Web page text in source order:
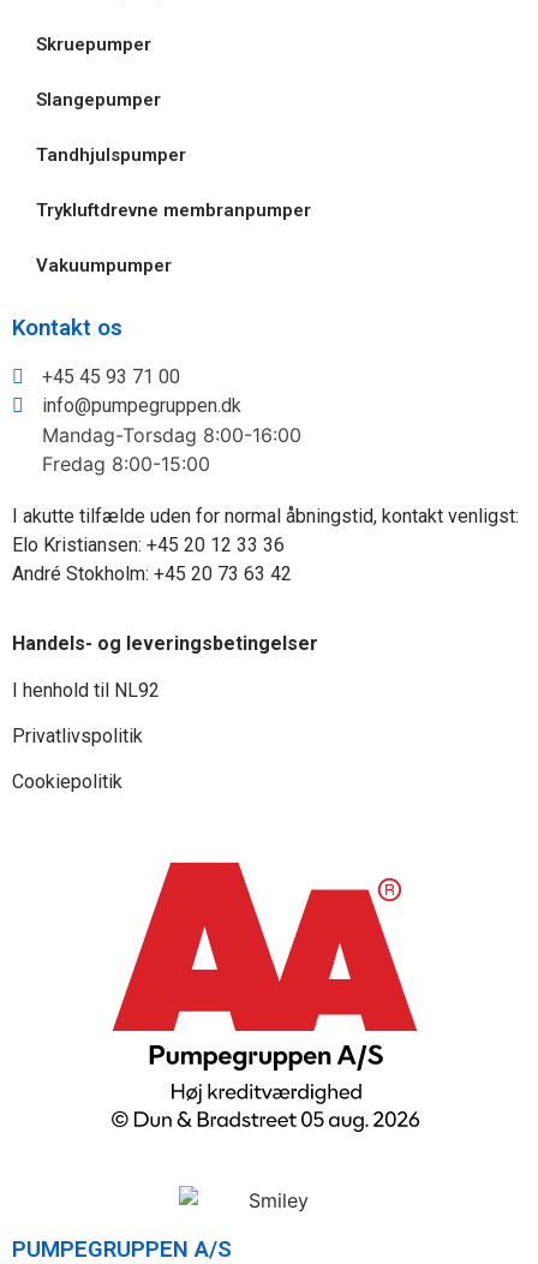
Skruepumper
Slangepumper
Tandhjulspumper
Trykluftdrevne membranpumper
Vakuumpumper
Kontakt os
+45 45 93 71 00
info@pumpegruppen.dk
Mandag-Torsdag 8:00-16:00
Fredag 8:00-15:00
I akutte tilfælde uden for normal åbningstid, kontakt venligst:
Elo Kristiansen: +45 20 12 33 36
André Stokholm: +45 20 73 63 42
Handels- og leveringsbetingelser
I henhold til NL92
Privatlivspolitik
Cookiepolitik
PUMPEGRUPPEN A/S